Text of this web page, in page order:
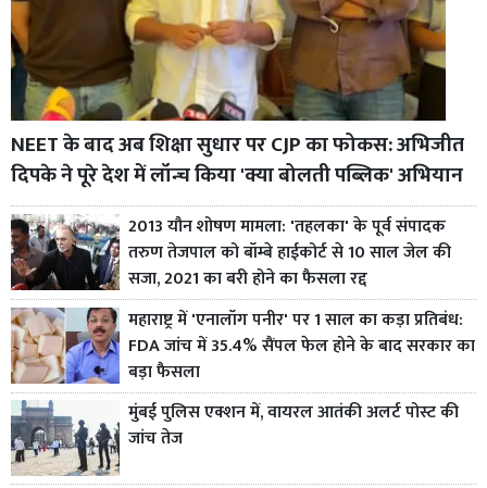
NEET के बाद अब शिक्षा सुधार पर CJP का फोकस: अभिजीत
दिपके ने पूरे देश में लॉन्च किया 'क्या बोलती पब्लिक' अभियान
2013 यौन शोषण मामला: 'तहलका' के पूर्व संपादक
तरुण तेजपाल को बॉम्बे हाईकोर्ट से 10 साल जेल की
सजा, 2021 का बरी होने का फैसला रद्द
महाराष्ट्र में 'एनालॉग पनीर' पर 1 साल का कड़ा प्रतिबंध:
FDA जांच में 35.4% सैंपल फेल होने के बाद सरकार का
बड़ा फैसला
मुंबई पुलिस एक्शन में, वायरल आतंकी अलर्ट पोस्ट की
जांच तेज